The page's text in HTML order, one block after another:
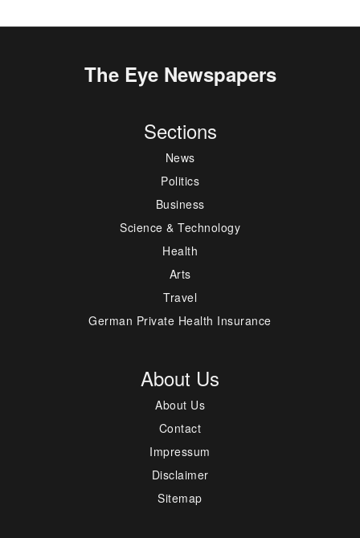
The Eye Newspapers
Sections
News
Politics
Business
Science & Technology
Health
Arts
Travel
German Private Health Insurance
About Us
About Us
Contact
Impressum
Disclaimer
Sitemap